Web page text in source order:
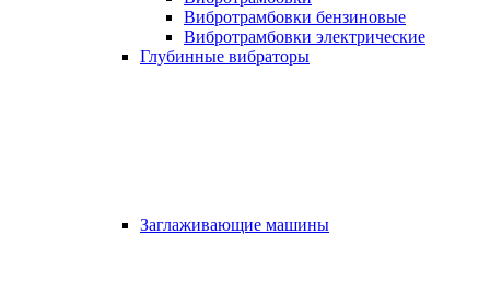
Вибротрамбовки бензиновые
Вибротрамбовки электрические
Глубинные вибраторы
Заглаживающие машины